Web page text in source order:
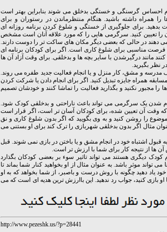
احساس گرسنگی و خستگی بدخلق می شوند بنابراین بهتر است
را همراه داشته باشید. هنگام منتظرماندن در رستوران و برای
بدهید. برای جلوگیری از خستگی و شلوغ کردن برنامه روزانه ای
را تعیین کنید. سرگرمی هایی را که مورد علاقه آنان است مشخص
دهند در حالی که بعضی دیگر مکان های ساکت تر را دوست دارند.
فرصت مناسبی برای شلوغ کاری است. اگر برای کودکان برنامه ای
مانند درگیرشدن با سایر بچه ها و بدخلقی. برای وقت آزاد آن ها
نظر بگیرید.
مدرسه و مشق، کار منزل و یا انجام فعالیت جدید طفره می روند.
همراه جایزه تبدیل کنید. اگر برای انجام دادن یا شرکت کردن
مجبور نکنید و بگذارید فعالیت را تماشا کنند و خودشان تصمیم
شدن یک سرگرمی می تواند باعث ناراحتی و بدخلقی کودک شود.
که وقت آن تعیین شده، برای کودکان آسان تر است، اگر قرار است
موضوع را روشن کنید و به وی بگویید که اگر بدون شلوغ کاری و نق
مثال اگر بدون بدخلقی شهربازی را ترک کند برای او بستنی می
قبول اشتباه خود در انجام مشق و یا باختن در بازی نمی شوند. قبل
ها از نتیجه کار برای شما با ارزش تر است.
دیگری هستند می تواند تاثیر سوء بر بعضی کودکان بگذارد
موثر باشد. به عنوان مثال از او بخواهید کنار شما بماند تا
خود یاد دهید چگونه با روش درست و باصبر، از شما بخواهد که به او
او بازی کنید، جواب رد ندهید. این باارزش ترین هدیه ای است که می
http://www.pezeshk.us/?p=28441